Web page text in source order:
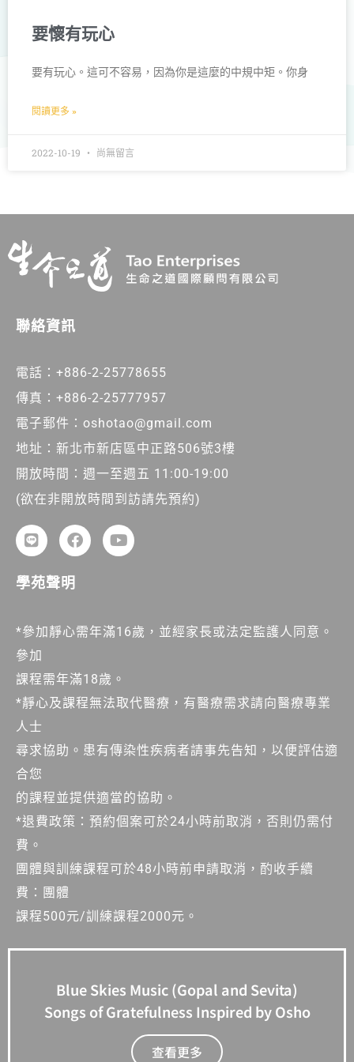
要懷有玩心
要有玩心。這可不容易，因為你是這麼的中規中矩。你身
閱讀更多 »
2022-10-19 尚無留言
聯絡資訊
電話：+886-2-25778655
傳真：+886-2-25777957
電子郵件：oshotao@gmail.com
地址：新北市新店區中正路506號3樓
開放時間：週一至週五 11:00-19:00
(欲在非開放時間到訪請先預約)
學苑聲明
*參加靜心需年滿16歲，並經家長或法定監護人同意。
參加
課程需年滿18歲。
*靜心及課程無法取代醫療，有醫療需求請向醫療專業
人士
尋求協助。患有傳染性疾病者請事先告知，以便評估適
合您
的課程並提供適當的協助。
*退費政策：預約個案可於24小時前取消，否則仍需付
費。
團體與訓練課程可於48小時前申請取消，酌收手續
費：團體
課程500元/訓練課程2000元。
Blue Skies Music (Gopal and Sevita)
Songs of Gratefulness Inspired by Osho
查看更多